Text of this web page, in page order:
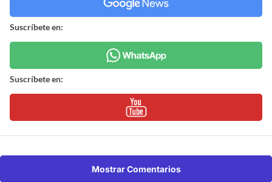
Suscríbete en:
Suscríbete en:
Mostrar Comentarios